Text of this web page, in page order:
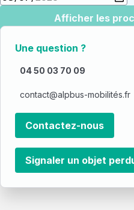
Afficher les
Une question ?
04 50 03 70 09
contact@alpbus-mobilités.fr
Contactez-nous
Signaler un objet